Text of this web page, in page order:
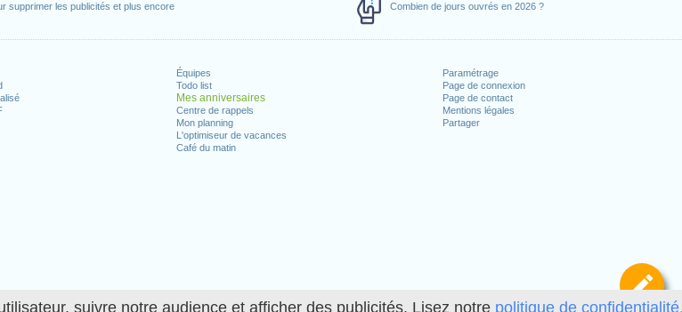
suivre notre audience et afficher des publicités. Lisez notre politique de
supprimer les publicités et plus encore Combien de jours ouvrés en 2026 ?
Équipes
Todo list
Mes anniversaires
Centre de rappels
Mon planning
L'optimiseur de vacances
Café du matin
Paramétrage
Page de connexion
Page de contact
Mentions légales
Partager